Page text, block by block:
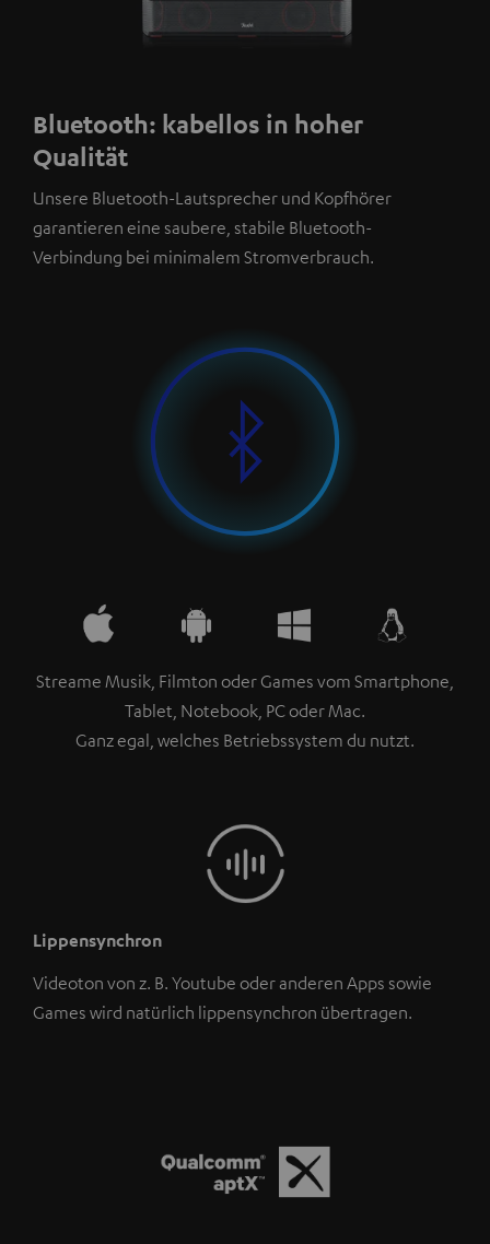
Bluetooth: kabellos in hoher
Qualität
Unsere Bluetooth-Lautsprecher und Kopfhörer
garantieren eine saubere, stabile Bluetooth-
Verbindung bei minimalem Stromverbrauch.
Streame Musik, Filmton oder Games vom Smartphone,
Tablet, Notebook, PC oder Mac.
Ganz egal, welches Betriebssystem du nutzt.
Lippensynchron
Videoton von z. B. Youtube oder anderen Apps sowie
Games wird natürlich lippensynchron übertragen.